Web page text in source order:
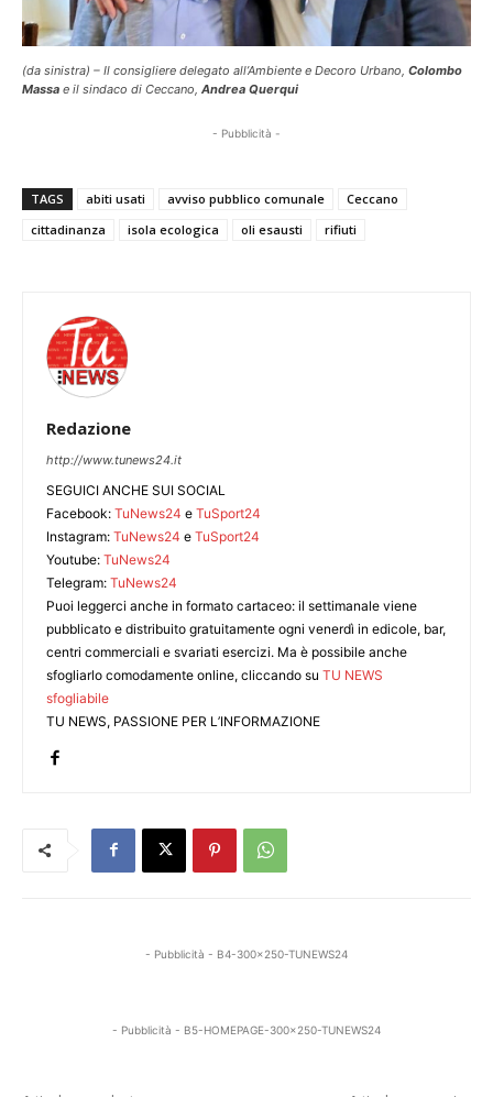
(da sinistra) – Il consigliere delegato all’Ambiente e Decoro Urbano, Colombo
Massa e il sindaco di Ceccano, Andrea Querqui
- Pubblicità -
TAGS abiti usati avviso pubblico comunale
Ceccano
cittadinanza
isola ecologica oli esausti rifiuti
Redazione
http://www.tunews24.it
SEGUICI ANCHE SUI SOCIAL
Facebook: TuNews24 e TuSport24
Instagram: TuNews24 e TuSport24
Youtube: TuNews24
Telegram: TuNews24
Puoi leggerci anche in formato cartaceo: il settimanale viene
pubblicato e distribuito gratuitamente ogni venerdì in edicole, bar,
centri commerciali e svariati esercizi. Ma è possibile anche
sfogliarlo comodamente online, cliccando su TU NEWS
sfogliabile
TU NEWS, PASSIONE PER L’INFORMAZIONE
- Pubblicità - B4-300x250-TUNEWS24
- Pubblicità - B5-HOMEPAGE-300x250-TUNEWS24